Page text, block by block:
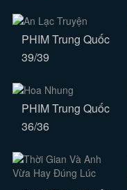
PHIM Trung Quốc
39/39
PHIM Trung Quốc
36/36